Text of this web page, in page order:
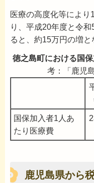
医療の高度化等によ
り、平成20年度と令
ると、約15万円の増と
徳之島町における国
考：「鹿児
国保加入者1人あ
たり医療費
鹿児島県から